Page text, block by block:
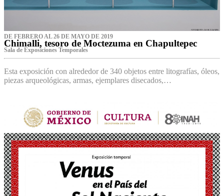
DE FEBRERO AL 26 DE MAYO DE 2019
Chimalli, tesoro de Moctezuma en Chapultepec
Sala de Exposiciones Temporales
Esta exposición con alrededor de 340 objetos entre litografías, óleos,
piezas arqueológicas, armas, ejemplares disecados,…